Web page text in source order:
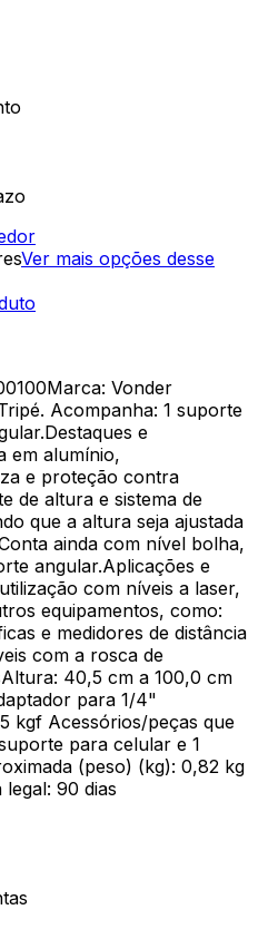
Ver mais opções desse
Vonder
Acompanha: 1 suporte
e
em alumínio,
e proteção contra
de altura e sistema de
que a altura seja ajustada
ainda com nível bolha,
angular.Aplicações e
com níveis a laser,
equipamentos, como:
e medidores de distância
com a rosca de
40,5 cm a 100,0 cm
para 1/4"
kgf Acessórios/peças que
para celular e 1
(peso) (kg): 0,82 kg
legal: 90 dias